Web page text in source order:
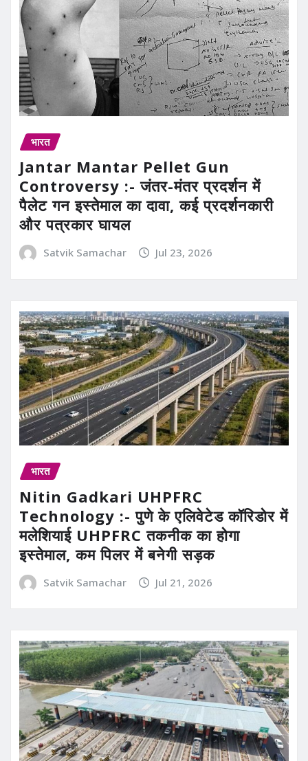
भारत
Jantar Mantar Pellet Gun
Controversy :- जंतर-मंतर प्रदर्शन में
पैलेट गन इस्तेमाल का दावा, कई प्रदर्शनकारी
और पत्रकार घायल
Satvik Samachar Jul 23, 2026
भारत
Nitin Gadkari UHPFRC
Technology :- पुणे के एलिवेटेड कॉरिडोर में
मलेशियाई UHPFRC तकनीक का होगा
इस्तेमाल, कम पिलर में बनेगी सड़क
Satvik Samachar Jul 21, 2026